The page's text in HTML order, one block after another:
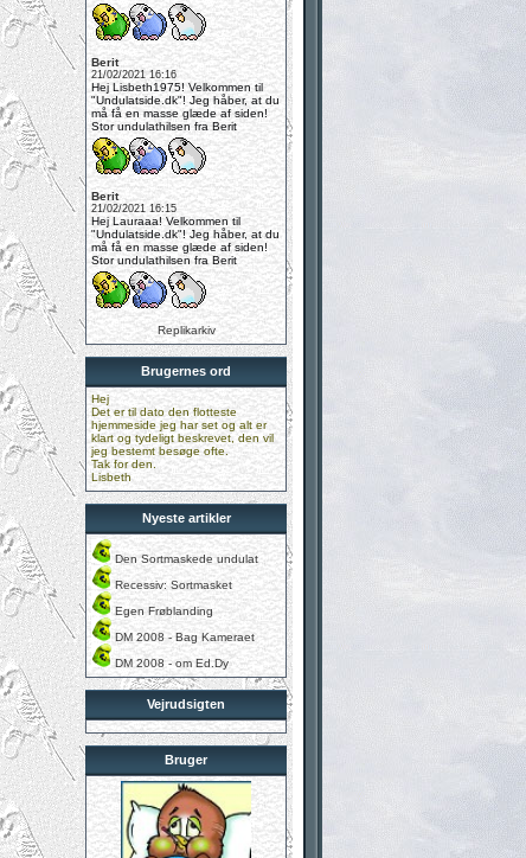
Berit
21/02/2021 16:16
Hej Lisbeth1975! Velkommen til
"Undulatside.dk"! Jeg håber, at du
må få en masse glæde af siden!
Stor undulathilsen fra Berit
Berit
21/02/2021 16:15
Hej Lauraaa! Velkommen til
"Undulatside.dk"! Jeg håber, at du
må få en masse glæde af siden!
Stor undulathilsen fra Berit
Replikarkiv
Brugernes ord
Hej
Det er til dato den flotteste
hjemmeside jeg har set og alt er
klart og tydeligt beskrevet, den vil
jeg bestemt besøge ofte.
Tak for den.
Lisbeth
Nyeste artikler
Den Sortmaskede undulat
Recessiv: Sortmasket
Egen Frøblanding
DM 2008 - Bag Kameraet
DM 2008 - om Ed.Dy
Vejrudsigten
Bruger